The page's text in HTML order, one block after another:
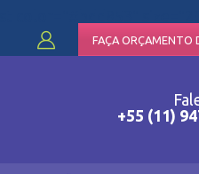
FAÇA ORÇAMENTO
+55 (11)